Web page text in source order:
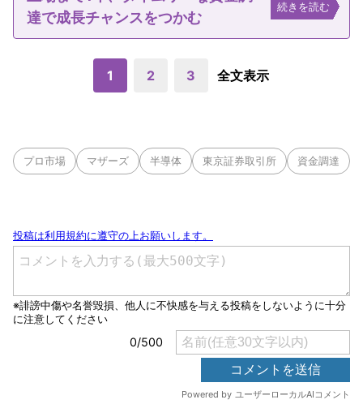
達で成長チャンスをつかむ
続きを読む
1 2 3 全文表示
プロ市場 マザーズ 半導体 東京証券取引所 資金調達